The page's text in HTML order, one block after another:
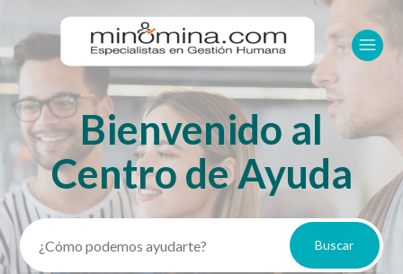
BúsquedaBienvenido al
Centro de Ayuda